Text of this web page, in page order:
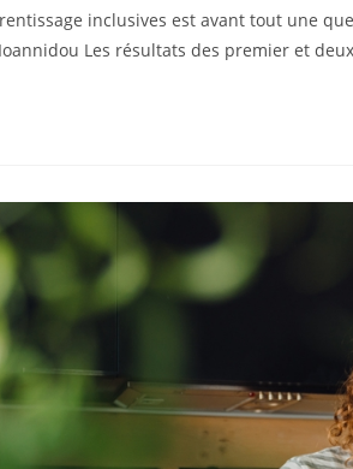
inclusives est avant tout une
Les résultats des premier et